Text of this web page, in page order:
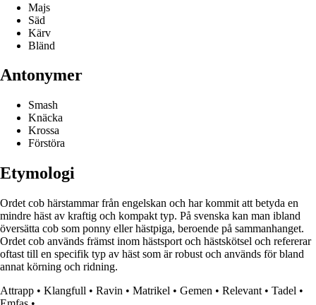
Majs
Säd
Kärv
Bländ
Antonymer
Smash
Knäcka
Krossa
Förstöra
Etymologi
Ordet cob härstammar från engelskan och har kommit att betyda en
mindre häst av kraftig och kompakt typ. På svenska kan man ibland
översätta cob som ponny eller hästpiga, beroende på sammanhanget.
Ordet cob används främst inom hästsport och hästskötsel och refererar
oftast till en specifik typ av häst som är robust och används för bland
annat körning och ridning.
Attrapp • Klangfull • Ravin • Matrikel • Gemen • Relevant • Tadel •